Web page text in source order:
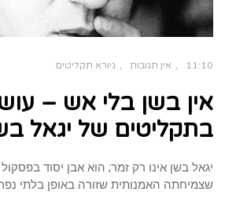
11:10 אין תגובות גיורא תקליטים
אין בשן בלי אש –
בתקליטים של יגאל
יגאל בשן אינו רק זמר; הוא אבן יסוד
שצמיחתה האמנותית שזורה באופן בלתי